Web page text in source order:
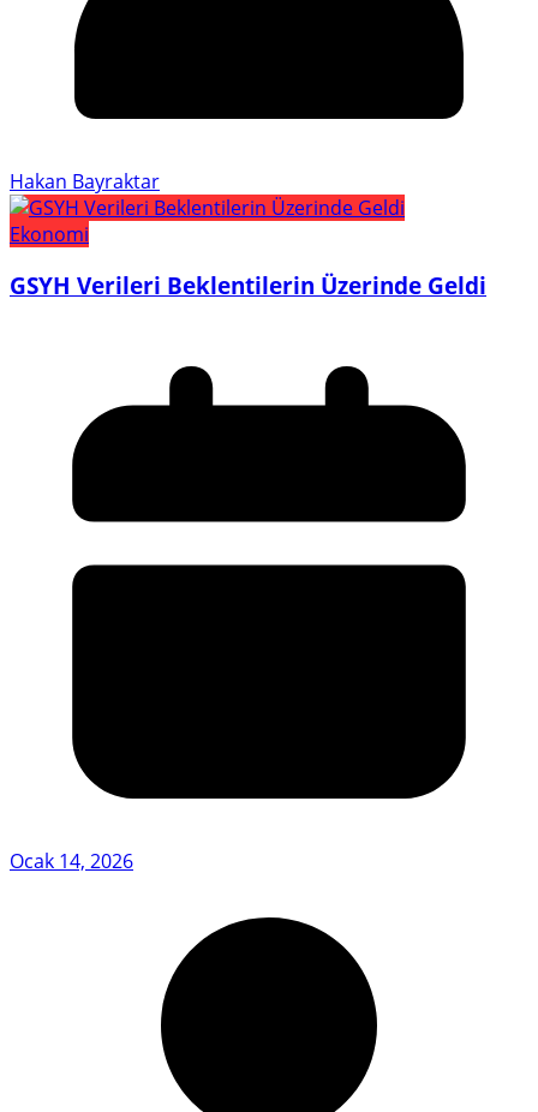
Hakan Bayraktar
Ekonomi
GSYH Verileri Beklentilerin Üzerinde Geldi
Ocak 14, 2026